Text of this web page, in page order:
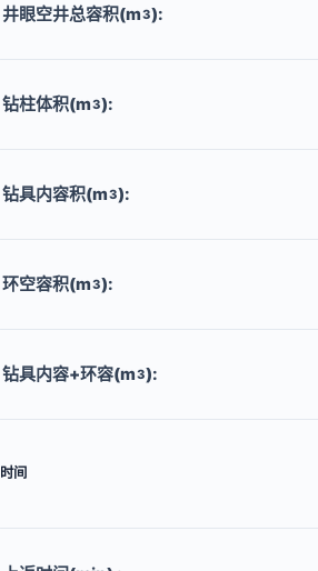
井眼空井总容积(m3):
钻柱体积(m3):
钻具内容积(m3):
环空容积(m3):
钻具内容+环容(m3):
时间